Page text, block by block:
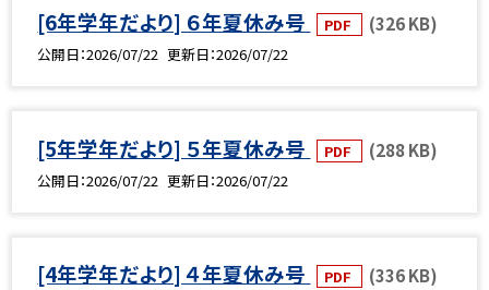
[6年学年だより] ６年夏休み号 PDF (326 KB)
公開日 2026/07/22 更新日 2026/07/22
[5年学年だより] ５年夏休み号 PDF (288 KB)
公開日 2026/07/22 更新日 2026/07/22
[4年学年だより] ４年夏休み号 PDF (336 KB)